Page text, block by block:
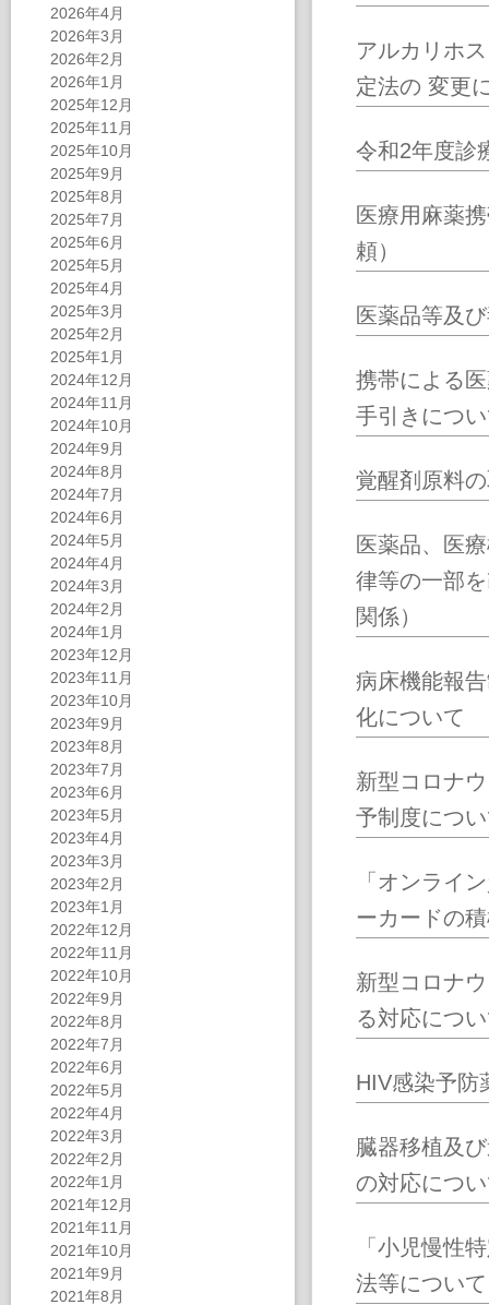
2026年4月
2026年3月
2026年2月
2026年1月
2025年12月
2025年11月
2025年10月
2025年9月
2025年8月
2025年7月
2025年6月
2025年5月
2025年4月
2025年3月
2025年2月
2025年1月
2024年12月
2024年11月
2024年10月
2024年9月
2024年8月
2024年7月
2024年6月
2024年5月
2024年4月
2024年3月
2024年2月
2024年1月
2023年12月
2023年11月
2023年10月
2023年9月
2023年8月
2023年7月
2023年6月
2023年5月
2023年4月
2023年3月
2023年2月
2023年1月
2022年12月
2022年11月
2022年10月
2022年9月
2022年8月
2022年7月
2022年6月
2022年5月
2022年4月
2022年3月
2022年2月
2022年1月
2021年12月
2021年11月
2021年10月
2021年9月
2021年8月
アルカリホ
定法の 変更
令和2年度診
医療用麻薬
頼）
医薬品等及
携帯による
手引きにつ
覚醒剤原料
医薬品、医
律等の一部
関係）
病床機能報
化について
新型コロナ
予制度につ
「オンライ
ーカードの
新型コロナ
る対応につ
HIV感染予防
臓器移植及
の対応につ
「小児慢性
法等につい